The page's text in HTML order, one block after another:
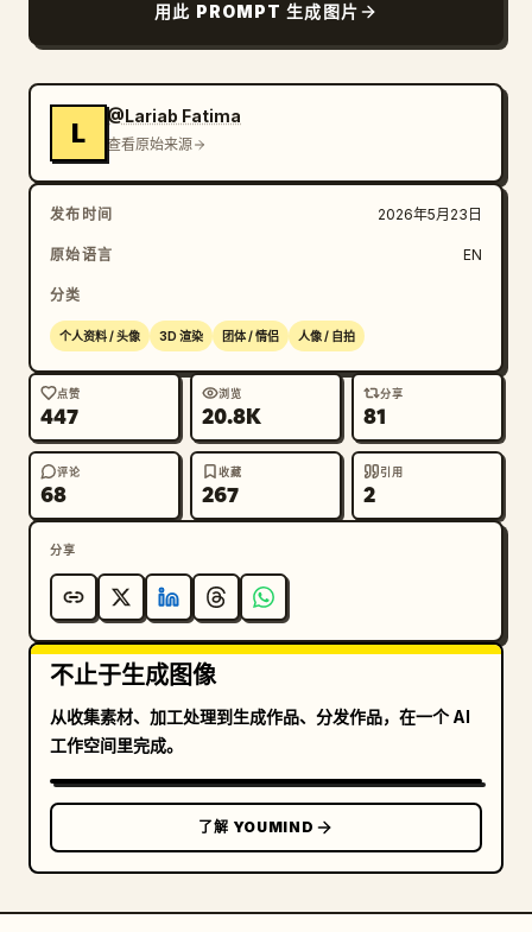
“Yay!”和“Family!”等手写对话气泡。
妙的阴影以及精致的电影级质感。最终图像应呈现出温馨、
愉悦、富有表现力且高端的视觉效果，同时保留家庭成员的
辨识度与排列布局。
用此 PROMPT 生成图片
L
@Lariab Fatima‎
查看原始来源
发布时间 2026年5月23日
原始语言 EN
分类
个人资料 / 头像 3D 渲染 团体 / 情侣 人像 / 自拍
点赞
447
浏览
20.8K
分享
81
评论
68
收藏
267
引用
2
分享
不止于生成图像
从收集素材、加工处理到生成作品、分发作品，在一个 AI
工作空间里完成。
了解 YOUMIND